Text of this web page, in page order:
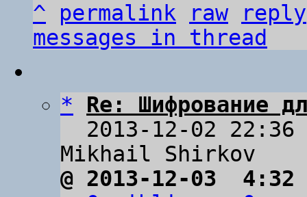
^
permalink raw
reply
messages in thread
*
Re: Шифрование
2013-12-02
@ 2013-12-03